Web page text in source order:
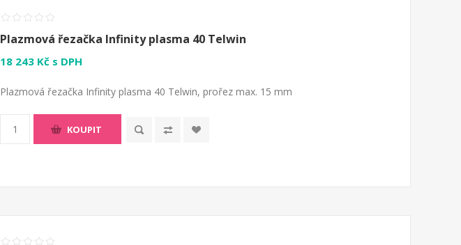
Plazmová řezačka Infinity plasma 40 Telwin
18 243 Kč s DPH
Plazmová řezačka Infinity plasma 40 Telwin, prořez max. 15 mm
KOUPIT